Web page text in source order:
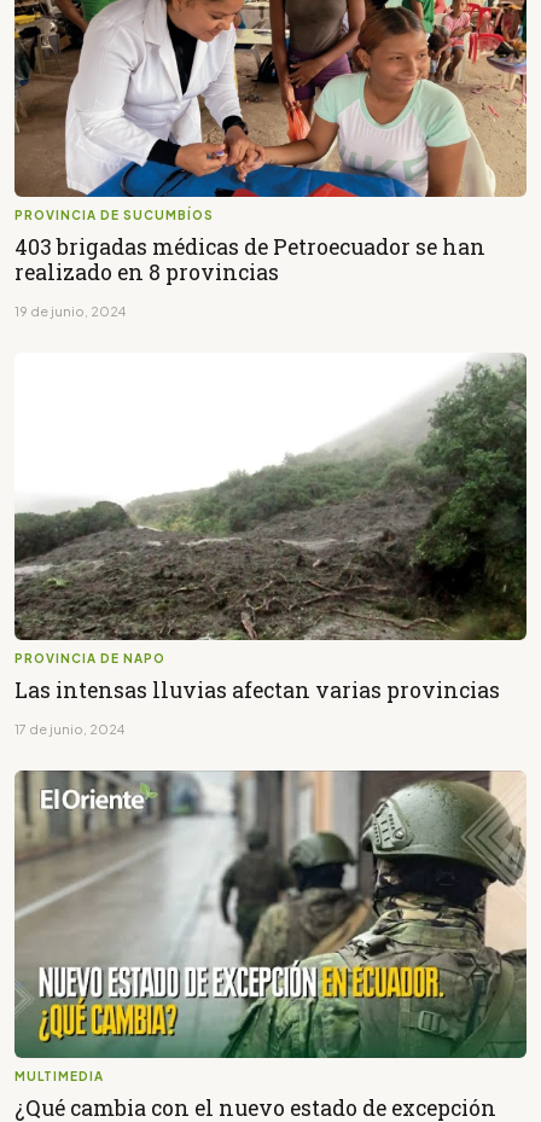
PROVINCIA DE SUCUMBÍOS
403 brigadas médicas de Petroecuador se han
realizado en 8 provincias
19 de junio, 2024
PROVINCIA DE NAPO
Las intensas lluvias afectan varias provincias
17 de junio, 2024
MULTIMEDIA
¿Qué cambia con el nuevo estado de excepción